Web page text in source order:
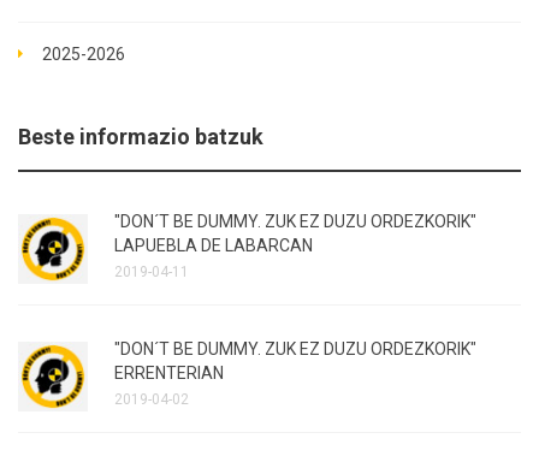
2025-2026
Beste informazio batzuk
"DON´T BE DUMMY. ZUK EZ DUZU ORDEZKORIK"
LAPUEBLA DE LABARCAN
2019-04-11
"DON´T BE DUMMY. ZUK EZ DUZU ORDEZKORIK"
ERRENTERIAN
2019-04-02